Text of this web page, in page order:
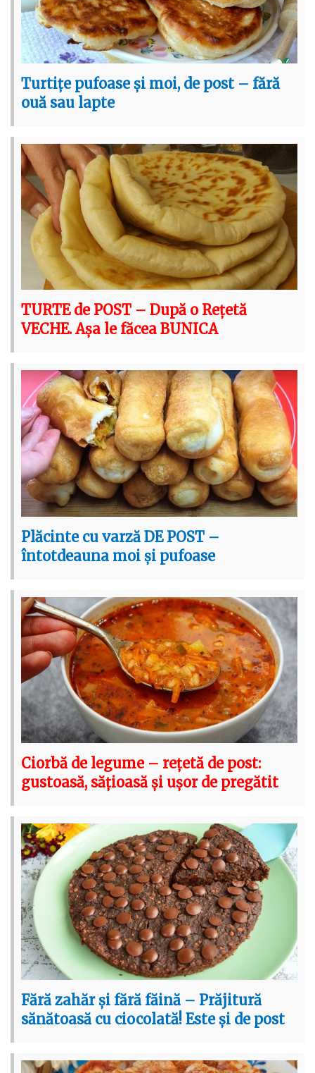
Turtițe pufoase și moi, de post – fără
ouă sau lapte
TURTE de POST – După o Rețetă
VECHE. Așa le făcea BUNICA
Plăcinte cu varză DE POST –
întotdeauna moi și pufoase
Ciorbă de legume – rețetă de post:
gustoasă, sățioasă și ușor de pregătit
Fără zahăr și fără făină – Prăjitură
sănătoasă cu ciocolată! Este și de post